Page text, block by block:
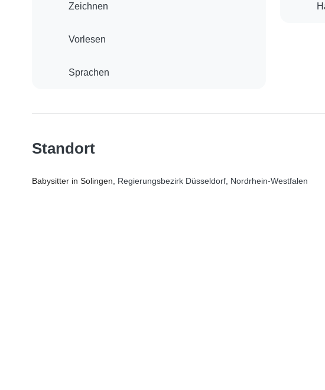
Zeichnen
Vorlesen
Sprachen
Standort
Babysitter in Solingen , Regierungsbezirk Düsseldorf, Nordrhein-Westfalen